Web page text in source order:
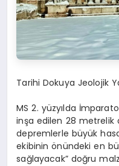
Tarihi Dokuya Jeolojik
MS 2. yüzyılda
inşa edilen 28 metrelik
depremlerle büyük
ekibinin önündeki en
sağlayacak” doğru